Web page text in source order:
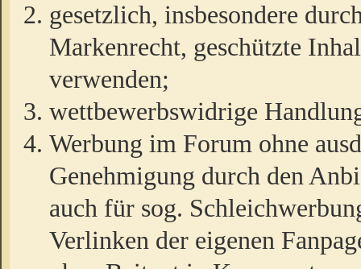
gesetzlich, insbesondere
Markenrecht, geschützte
verwenden;
wettbewerbswidrige
Werbung im Forum ohne
Genehmigung durch den
auch für sog.
Verlinken der eigenen